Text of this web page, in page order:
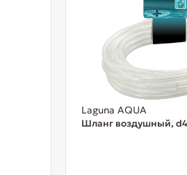
Laguna AQUA
Шланг воздушный,